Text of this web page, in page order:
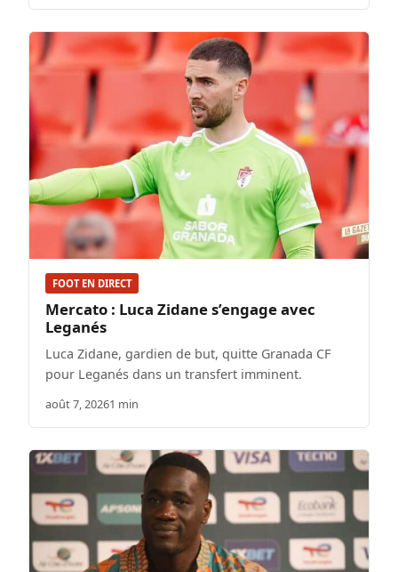
FOOT EN DIRECT
Mercato : Luca Zidane s’engage avec
Leganés
Luca Zidane, gardien de but, quitte Granada CF
pour Leganés dans un transfert imminent.
août 7, 20261 min